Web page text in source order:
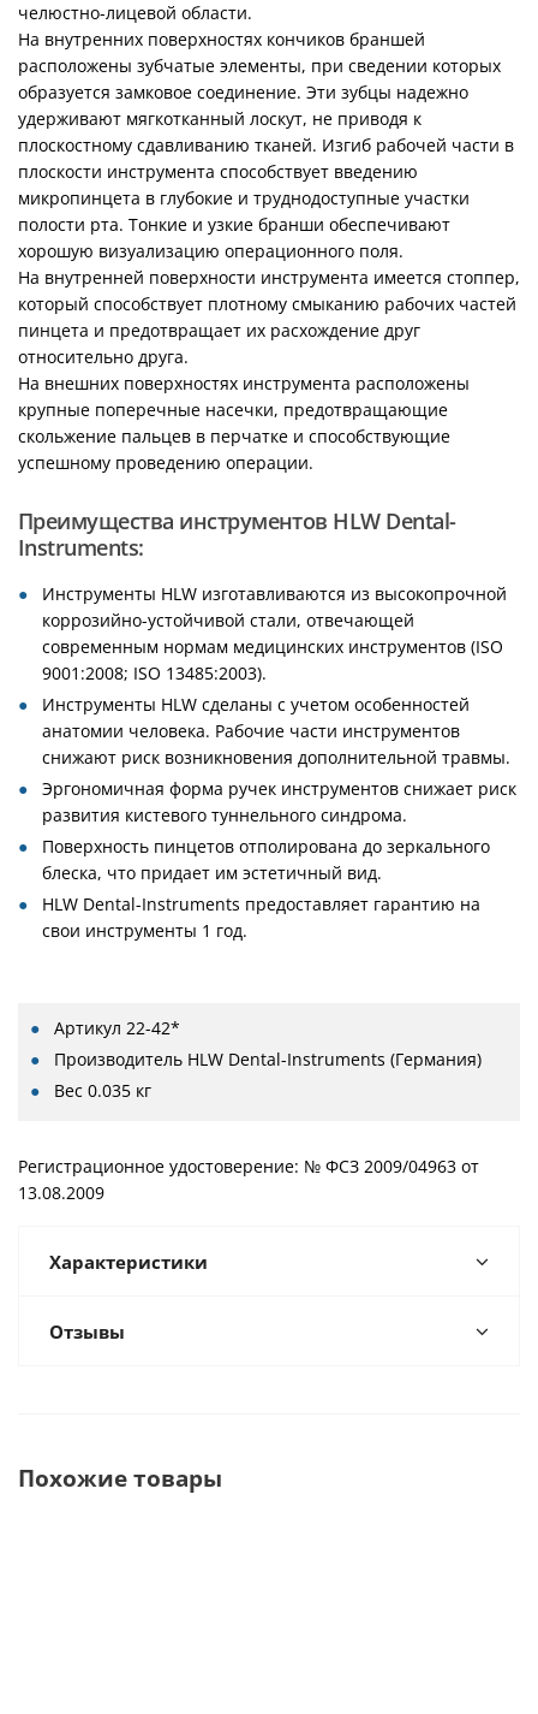
челюстно-лицевой области.
На внутренних поверхностях кончиков браншей
расположены зубчатые элементы, при сведении которых
образуется замковое соединение. Эти зубцы надежно
удерживают мягкотканный лоскут, не приводя к
плоскостному сдавливанию тканей. Изгиб рабочей части в
плоскости инструмента способствует введению
микропинцета в глубокие и труднодоступные участки
полости рта. Тонкие и узкие бранши обеспечивают
хорошую визуализацию операционного поля.
На внутренней поверхности инструмента имеется стоппер,
который способствует плотному смыканию рабочих частей
пинцета и предотвращает их расхождение друг
относительно друга.
На внешних поверхностях инструмента расположены
крупные поперечные насечки, предотвращающие
скольжение пальцев в перчатке и способствующие
успешному проведению операции.
Преимущества инструментов HLW Dental-
Instruments:
Инструменты HLW изготавливаются из высокопрочной
коррозийно-устойчивой стали, отвечающей
современным нормам медицинских инструментов (ISO
9001:2008; ISO 13485:2003).
Инструменты HLW сделаны с учетом особенностей
анатомии человека. Рабочие части инструментов
снижают риск возникновения дополнительной травмы.
Эргономичная форма ручек инструментов снижает риск
развития кистевого туннельного синдрома.
Поверхность пинцетов отполирована до зеркального
блеска, что придает им эстетичный вид.
HLW Dental-Instruments предоставляет гарантию на
свои инструменты 1 год.
Артикул 22-42*
Производитель HLW Dental-Instruments (Германия)
Вес 0.035 кг
Регистрационное удостоверение: № ФСЗ 2009/04963 от
13.08.2009
Характеристики
Отзывы
Похожие товары